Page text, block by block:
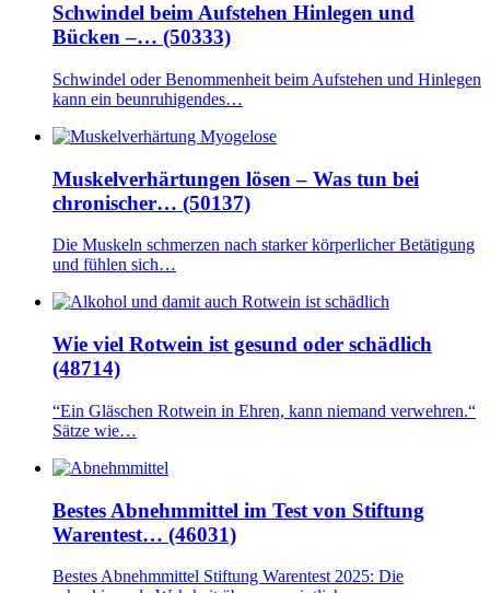
Schwindel beim Aufstehen Hinlegen und
Bücken –… (50333)
Schwindel oder Benommenheit beim Aufstehen und Hinlegen
kann ein beunruhigendes…
Muskelverhärtungen lösen – Was tun bei
chronischer… (50137)
Die Muskeln schmerzen nach starker körperlicher Betätigung
und fühlen sich…
Wie viel Rotwein ist gesund oder schädlich
(48714)
“Ein Gläschen Rotwein in Ehren, kann niemand verwehren.“
Sätze wie…
Bestes Abnehmmittel im Test von Stiftung
Warentest… (46031)
Bestes Abnehmmittel Stiftung Warentest 2025: Die